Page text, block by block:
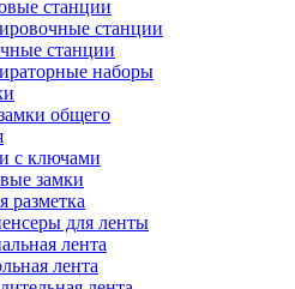
станции
станции
станции
наборы
общего
с ключами
замки
разметка
для ленты
лента
лента